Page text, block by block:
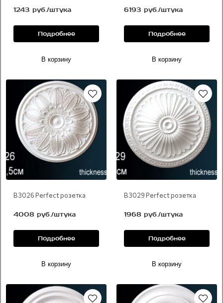
1243 руб./штука
Подробнее
В корзину
6193 руб./штука
Подробнее
В корзину
В 3026 Perfect розетка
4008 руб./штука
Подробнее
В корзину
В 3029 Perfect розетка
1968 руб./штука
Подробнее
В корзину